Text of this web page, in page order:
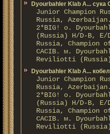
Dyourbahler Klab A... сука
Junior Champion
Russia,
2*BIG! о.
(Russia) H/D-B, E/
Russia, Champion
CACIB. м.
Reviliotti
Dyourbahler Klab A...
Junior Champion
Russia,
2*BIG! о.
(Russia) H/D-B, E/
Russia, Champion
CACIB. м.
Reviliotti